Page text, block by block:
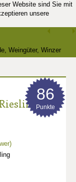
Website sind Sie mit
unsere
Weingüter, Winzer
***
86
Punkte